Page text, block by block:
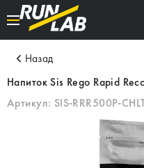
Назад
Напиток Sis Rego Rapid
Артикул: SIS-RRR500P-